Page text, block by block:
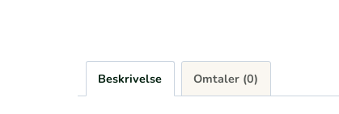
Beskrivelse Omtaler (0)